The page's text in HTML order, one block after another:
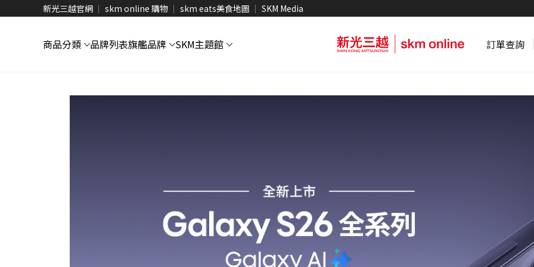
新光三越官網 skm online 購物 skm eats美食地圖 SKM Media
商品分類 品牌列表旗艦品牌 SKM主題館 訂單查詢